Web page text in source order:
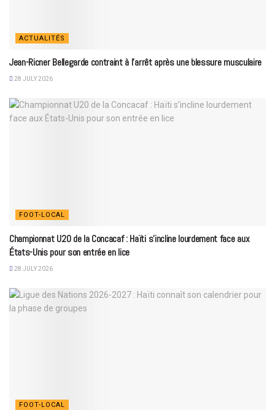
ACTUALITÉS
Jean-Ricner Bellegarde contraint à l’arrêt après une blessure musculaire
28 JULY 2026
FOOT-LOCAL
Championnat U20 de la Concacaf : Haïti s’incline lourdement face aux
États-Unis pour son entrée en lice
28 JULY 2026
FOOT-LOCAL